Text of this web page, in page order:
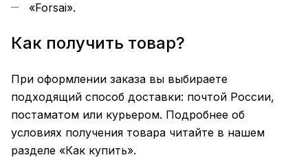
«Forsai».
Как получить товар?
При оформлении заказа вы выбираете
подходящий способ доставки: почтой России,
постаматом или курьером. Подробнее об
условиях получения товара читайте в нашем
разделе «Как купить».